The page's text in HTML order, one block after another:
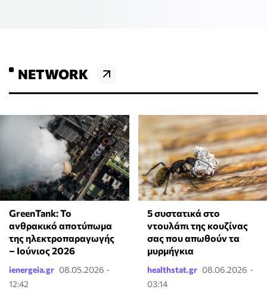
NETWORK
GreenTank: Το
ανθρακικό αποτύπωμα
της ηλεκτροπαραγωγής
– Ιούνιος 2026
ienergeia.gr 08.05.2026 -
12:42
⁠5 συστατικά στο
ντουλάπι της κουζίνας
σας που απωθούν τα
μυρμήγκια
healthstat.gr 08.06.2026 -
03:14